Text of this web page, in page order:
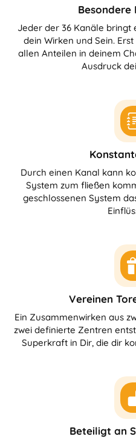
Besondere
Jeder der 36 Kanäle bringt
dein Wirken und Sein.
allen Anteilen in deinem
Ausdruck
Durch einen Kanal kann
System zum fließen
geschlossenen System
Vereinen
Ein Zusammenwirken aus
zwei definierte Zentren
Superkraft in Dir, die dir
Beteiligt an